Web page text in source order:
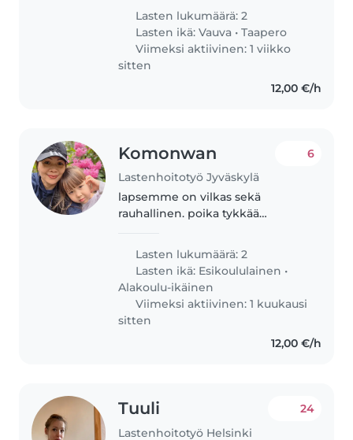
lapsestamme. Toivomme, että
hoitaja viihtyy lastemme kanssa
kotona. Ota rohkeasti yhteyttä..
Lasten lukumäärä: 2
Lasten ikä:Vauva •Taapero
Viimeksi aktiivinen: 1 viikko
sitten
12,00 €/h
Komonwan
Lastenhoitotyö Jyväskylä
6
lapsemme on vilkas sekä
rauhallinen. poika tykkää
piirustuksista.
Lasten lukumäärä: 2
Lasten ikä: Esikoululainen •
Alakoulu-ikäinen
Viimeksi aktiivinen: 1 kuukausi
sitten
12,00 €/h
Tuuli
Lastenhoitotyö Helsinki
24